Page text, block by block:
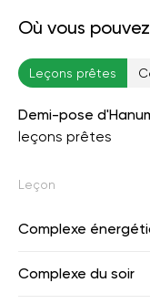
Où vous
Leçons prêtes
Demi-pose
leçons prêtes
Leçon
Complexe
Complexe du soir